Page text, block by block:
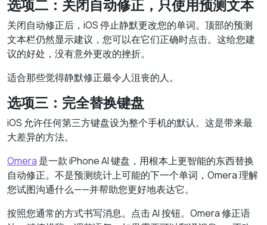
选项二：关闭自动修正，只使用预测文本
关闭自动修正后，iOS 停止静默更改您的单词。顶部的预测
文本栏仍然显示建议，您可以在它们正确时点击。这给您建
议的好处，没有意外更改的挫折。
适合那些觉得静默修正最令人沮丧的人。
选项三：完全替换键盘
iOS 允许任何第三方键盘设为整个手机的默认。这是带来最
大差异的方法。
Omera 是一款 iPhone AI 键盘，用根本上更智能的东西替换
自动修正。不是预测统计上可能的下一个单词，Omera 理解
您试图沟通什么——并帮助您更好地表达它。
按照您通常的方式书写消息。点击 AI 按钮。Omera 修正语